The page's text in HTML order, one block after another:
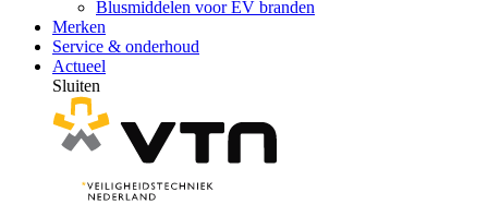
Blusmiddelen voor EV branden
Merken
Service & onderhoud
Actueel
Sluiten